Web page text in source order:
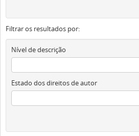
Filtrar os resultados por:
Nível de descrição
Estado dos direitos de autor